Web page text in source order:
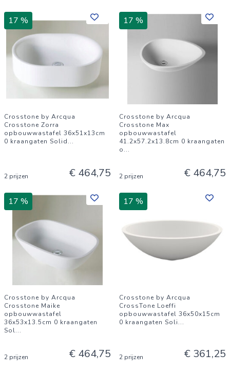
17 %
Crosstone by Arcqua
Crosstone Zorra
opbouwwastafel 36x51x13cm
0 kraangaten Solid...
2 prijzen € 464,75
17 %
Crosstone by Arcqua
Crosstone Max
opbouwwastafel
41.2x57.2x13.8cm 0 kraangaten
o...
2 prijzen € 464,75
17 %
Crosstone by Arcqua
Crosstone Maike
opbouwwastafel
36x53x13.5cm 0 kraangaten
Sol...
2 prijzen € 464,75
17 %
Crosstone by Arcqua
CrossTone Loeffi
opbouwwastafel 36x50x15cm
0 kraangaten Soli...
2 prijzen € 361,25